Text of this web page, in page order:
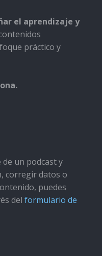
el aprendizaje y
práctico y
un podcast y
corregir datos o
puedes
del formulario de